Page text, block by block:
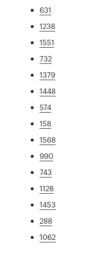
631
1238
1551
732
1379
1448
574
158
1568
990
743
1128
1453
288
1062